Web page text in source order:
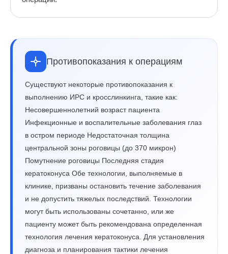
Противопоказания к операциям
Существуют некоторые противопоказания к
выполнению ИРС и кросслинкинга, такие как:
Несовершеннолетний возраст пациента
Инфекционные и воспалительные заболевания глаз
в остром периоде Недостаточная толщина
центральной зоны роговицы (до 370 микрон)
Помутнение роговицы Последняя стадия
кератоконуса Обе технологии, выполняемые в
клинике, призваны остановить течение заболевания
и не допустить тяжелых последствий. Технологии
могут быть использованы сочетанно, или же
пациенту может быть рекомендована определенная
технология лечения кератоконуса. Для установления
диагноза и планирования тактики лечения